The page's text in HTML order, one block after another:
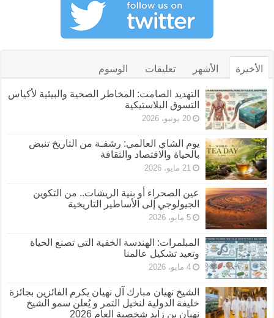
الأخيرة الأشهر تعليقات الوسوم
التهديد الصامت: المخاطر الصحية والبيئية لأكياس
التسوق البلاستيكية
20 يونيو، 2026
يوم الشاي العالمي: رشفـة من التاريخ تنبض
بالحياة والاقتصاد والثقافة
21 مايو، 2026
عين الصحراء أو بنية الريشات.. من التكوين
الجيولوجي إلى الأساطير التاريخية
5 مايو، 2026
المبلمرات: الهندسة الخفية التي تصنع الحياة
وتعيد تشكيل عالمنا
4 مايو، 2026
الشيخ نهيان مبارك آل نهيان يكرم الفائزين بجائزة
خليفة الدولية لنخيل التمر و يُعلن سمو الشيخ
نهيان بن زايد شخصية العام 2026